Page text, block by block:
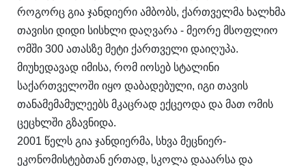
როგორც გია ჯანდიერი ამბობს, ქართველმა ხალხმა
თავისი დიდი სისხლი დაღვარა - მეორე მსოფლიო
ომში 300 ათასზე მეტი ქართველი დაიღუპა.
მიუხედავად იმისა, რომ იოსებ სტალინი
საქართველოში იყო დაბადებული, იგი თავის
თანამემამულეებს მკაცრად ექცეოდა და მათ ომის
ცეცხლში გზავნიდა.
2001 წელს გია ჯანდიერმა, სხვა მეცნიერ-
ეკონომისტებთან ერთად, სკოლა დააარსა და